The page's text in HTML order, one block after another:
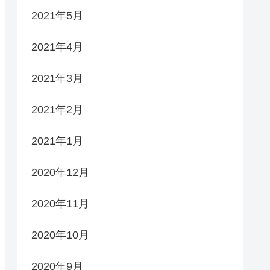
2021年5月
2021年4月
2021年3月
2021年2月
2021年1月
2020年12月
2020年11月
2020年10月
2020年9月